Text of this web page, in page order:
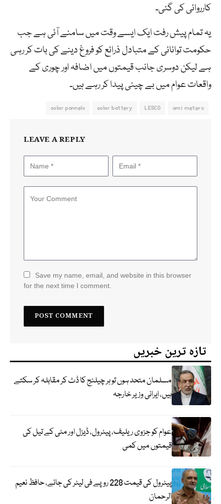
کارروائی کی گئی۔
یہ تمام پیش رفت ایک ایسے وقت میں سامنے آئی ہے جب
حکومت توانائی کے متبادل ذرائع کو فروغ دینے کی بات کر رہی
ہے لیکن دوسری جانب قیمتوں میں اضافہ اور چوری کے
واقعات عوام میں بے چینی پیدا کر رہے ہیں۔
ami meters
LESCO
solar battery
solar pannels
LEAVE A REPLY
Save my name, email, and website in this browser
for the next time I comment.
تازہ ترین خبریں
مسلمان متحد ہوں تو ہر چیلنج کا ڈٹ کر مقابلہ کر سکتے
ہیں، ایرانی وزیر خارجہ
عوام کو جزوی ریلیف، پیٹرول، ڈیزل اور مٹی کے تیل کی
قیمتوں میں کمی
پیٹرول کی قیمت 228 روپے فی لیٹر کی جائے، حافظ نعیم
الرحمان